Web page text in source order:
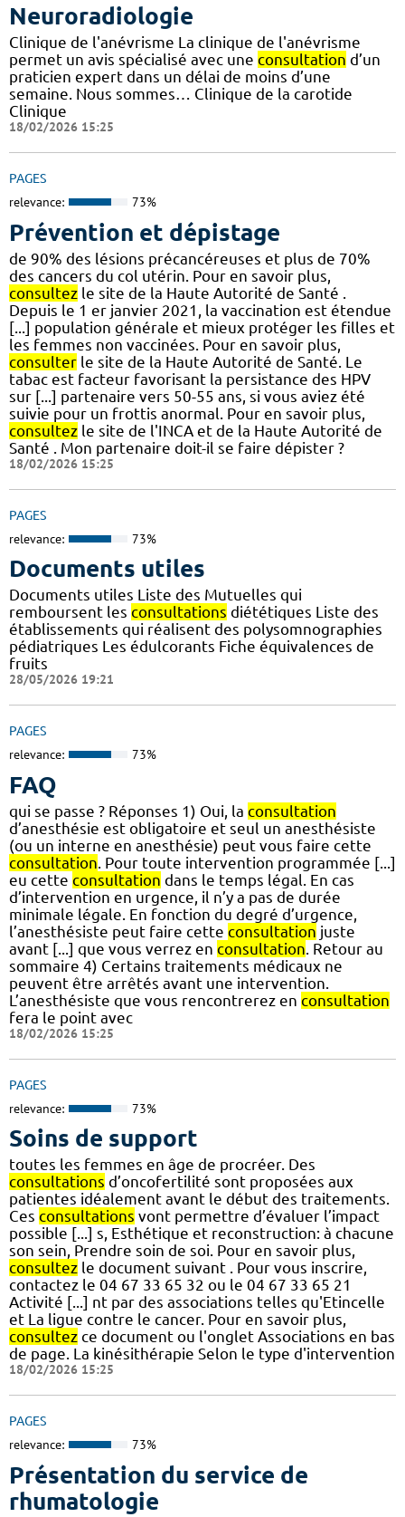
Neuroradiologie
Clinique de l'anévrisme La clinique de l'anévrisme
permet un avis spécialisé avec une consultation d’un
praticien expert dans un délai de moins d’une
semaine. Nous sommes… Clinique de la carotide
Clinique
18/02/2026 15:25
PAGES
relevance: 73%
Prévention et dépistage
de 90% des lésions précancéreuses et plus de 70%
des cancers du col utérin. Pour en savoir plus,
consultez le site de la Haute Autorité de Santé .
Depuis le 1 er janvier 2021, la vaccination est étendue
[...] population générale et mieux protéger les filles et
les femmes non vaccinées. Pour en savoir plus,
consulter le site de la Haute Autorité de Santé. Le
tabac est facteur favorisant la persistance des HPV
sur [...] partenaire vers 50-55 ans, si vous aviez été
suivie pour un frottis anormal. Pour en savoir plus,
consultez le site de l'INCA et de la Haute Autorité de
Santé . Mon partenaire doit-il se faire dépister ?
18/02/2026 15:25
PAGES
relevance: 73%
Documents utiles
Documents utiles Liste des Mutuelles qui
remboursent les consultations diététiques Liste des
établissements qui réalisent des polysomnographies
pédiatriques Les édulcorants Fiche équivalences de
fruits
28/05/2026 19:21
PAGES
relevance: 73%
FAQ
qui se passe ? Réponses 1) Oui, la consultation
d’anesthésie est obligatoire et seul un anesthésiste
(ou un interne en anesthésie) peut vous faire cette
consultation . Pour toute intervention programmée [...]
eu cette consultation dans le temps légal. En cas
d’intervention en urgence, il n’y a pas de durée
minimale légale. En fonction du degré d’urgence,
l’anesthésiste peut faire cette consultation juste
avant [...] que vous verrez en consultation . Retour au
sommaire 4) Certains traitements médicaux ne
peuvent être arrêtés avant une intervention.
L’anesthésiste que vous rencontrerez en consultation
fera le point avec
18/02/2026 15:25
PAGES
relevance: 73%
Soins de support
toutes les femmes en âge de procréer. Des
consultations d’oncofertilité sont proposées aux
patientes idéalement avant le début des traitements.
Ces consultations vont permettre d’évaluer l’impact
possible [...] s, Esthétique et reconstruction: à chacune
son sein, Prendre soin de soi. Pour en savoir plus,
consultez le document suivant . Pour vous inscrire,
contactez le 04 67 33 65 32 ou le 04 67 33 65 21
Activité [...] nt par des associations telles qu'Etincelle
et La ligue contre le cancer. Pour en savoir plus,
consultez ce document ou l'onglet Associations en bas
de page. La kinésithérapie Selon le type d'intervention
18/02/2026 15:25
PAGES
relevance: 73%
Présentation du service de
rhumatologie